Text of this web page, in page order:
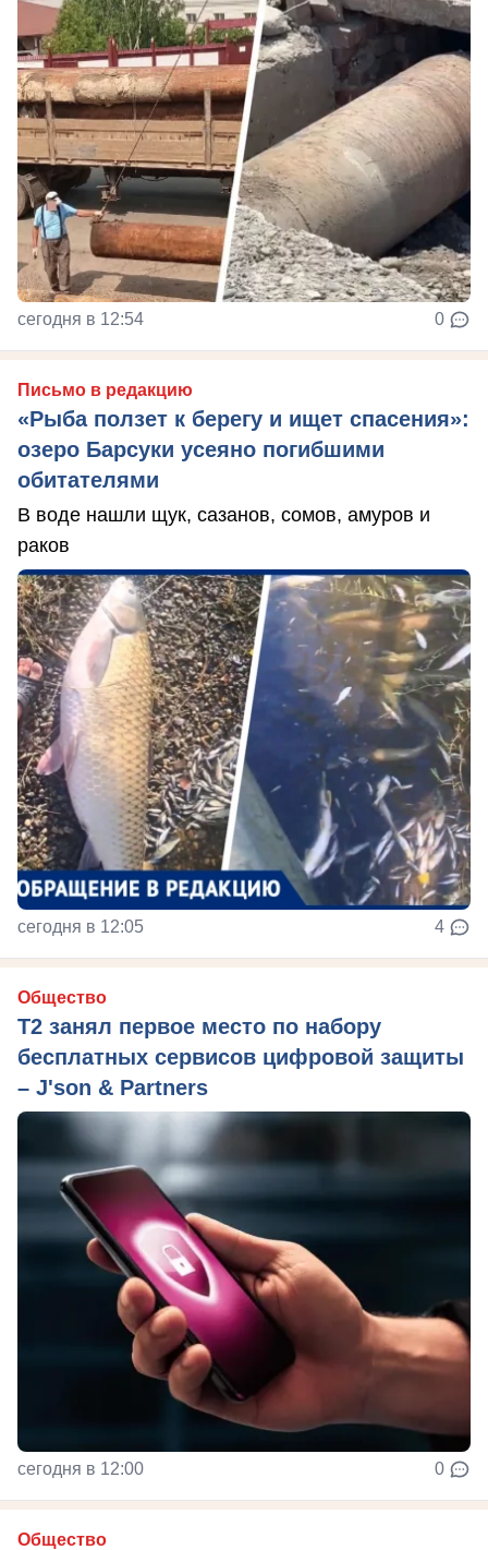
сегодня в 12:54 0
Письмо в редакцию
«Рыба ползет к берегу и ищет спасения»:
озеро Барсуки усеяно погибшими
обитателями
В воде нашли щук, сазанов, сомов, амуров и
раков
сегодня в 12:05 4
Общество
Т2 занял первое место по набору
бесплатных сервисов цифровой защиты
– J'son & Partners
сегодня в 12:00 0
Общество